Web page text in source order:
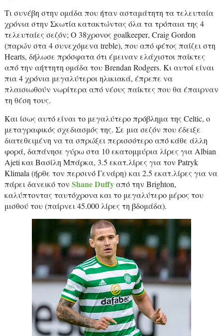
Τι συνέβη στην ομάδα που ήταν ασταμάτητη τα τελευταία
χρόνια στην Σκωτία κατακτώντας όλα τα τρόπαια της 4
τελευταίες σεζόν; Ο 38χρονος goalkeeper, CraigGordon
(παρών στα 4 συνεχόμεναtreble), που από φέτος παίζει στη
Hearts, δήλωσε πρόσφατα ότι έμειναν ελάχιστοι παίκτες
από την αήττητη ομάδα τουBrendan Rodgers. Κι αυτοί είναι
πια 4 χρόνια μεγαλύτεροι ηλικιακά, έπρεπε να
πλαισιωθούν νωρίτερα από νέους παίκτες που θα έπαιρναν
τη θέση τους.
Και ίσως αυτό είναι το μεγαλύτερο πρόβλημα της Celtic, ο
μεταγραφικός σχεδιασμός της. Σε μια σεζόν που έδειξε
διατεθειμένη να τα σπρώξει περισσότερο από κάθε άλλη
φορά, δαπάνησε γύρω στα 10 εκατομμύρια λίρες για Albian
Ajeti και Βασίλη Μπάρκα, 3.5 εκατ.λίρες για τον Patryk
Klimala (ήρθε τον περσινό Γενάρη) και 2.5 εκατ.λίρες για να
πάρει δανεικό τον ShaneDuffyαπό την Brighton,
καλύπτοντας ταυτόχρονα και το μεγαλύτερο μέρος του
μισθού του (παίρνει 45.000 λίρες τη βδομάδα).